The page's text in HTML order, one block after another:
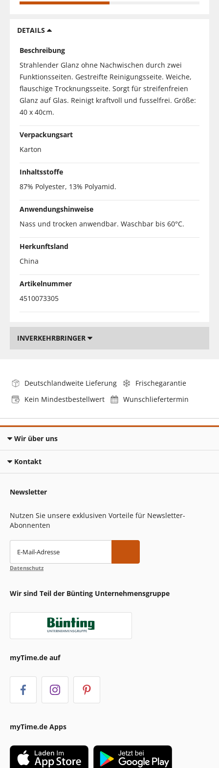
DETAILS
Beschreibung
Strahlender Glanz ohne Nachwischen durch zwei
Funktionsseiten. Gestreifte Reinigungsseite. Weiche,
flauschige Trocknungsseite. Sorgt für streifenfreien
Glanz auf Glas. Reinigt kraftvoll und fusselfrei. Größe:
40 x 40cm.
Verpackungsart
Karton
Inhaltsstoffe
87% Polyester, 13% Polyamid.
Anwendungshinweise
Nass und trocken anwendbar. Waschbar bis 60°C.
Herkunftsland
China
Artikelnummer
4510073305
INVERKEHRBRINGER
Deutschlandweite Lieferung
Frischegarantie
Kein Mindestbestellwert
Wunschliefertermin
Wir über uns
Kontakt
Newsletter
Nutzen Sie unsere exklusiven Vorteile für Newsletter-
Abonnenten
E-Mail-Adresse
Datenschutz
Wir sind Teil der Bünting Unternehmensgruppe
myTime.de auf
myTime.de Apps